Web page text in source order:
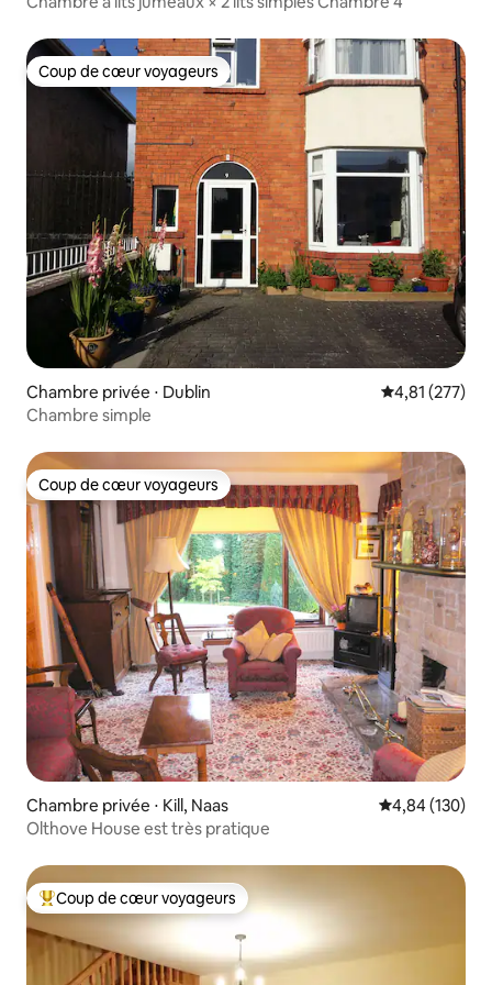
Coup de cœur voyageurs
Coup de cœur voyageurs
Chambre privée ⋅ Dublin Évaluation
4,81 (277)
Chambre simple
Coup de cœur voyageurs
Coup de cœur voyageurs
Chambre privée ⋅ Kill, Naas Évaluation
4,84 (130)
Olthove House est très pratique
Coups de cœur voyageurs les plus appréciés
Coup de cœur voyageurs